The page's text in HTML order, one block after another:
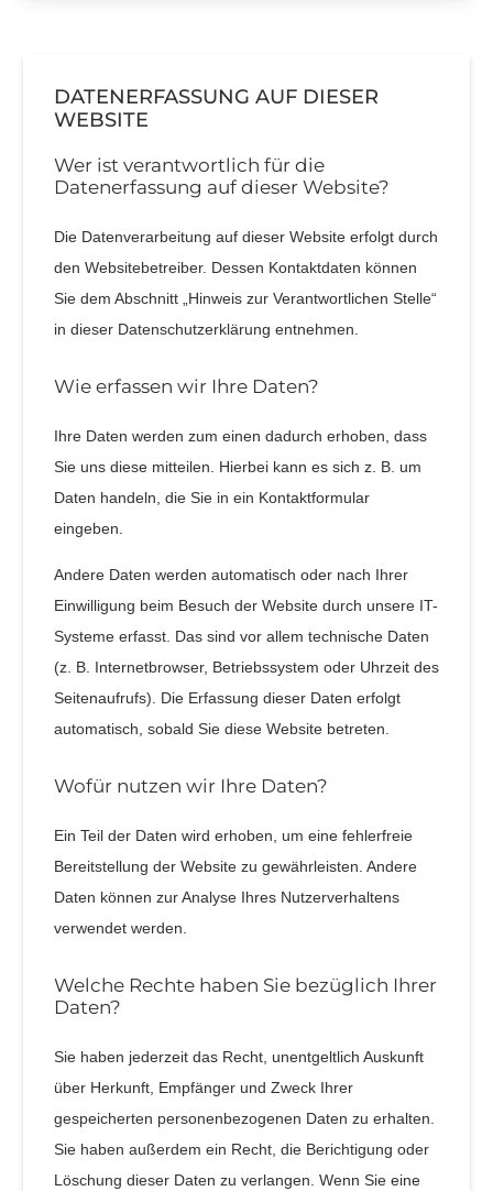
DATENERFASSUNG AUF DIESER
WEBSITE
Wer ist verantwortlich für die
Datenerfassung auf dieser Website?
Die Datenverarbeitung auf dieser Website erfolgt durch
den Websitebetreiber. Dessen Kontaktdaten können
Sie dem Abschnitt „Hinweis zur Verantwortlichen Stelle“
in dieser Datenschutzerklärung entnehmen.
Wie erfassen wir Ihre Daten?
Ihre Daten werden zum einen dadurch erhoben, dass
Sie uns diese mitteilen. Hierbei kann es sich z. B. um
Daten handeln, die Sie in ein Kontaktformular
eingeben.
Andere Daten werden automatisch oder nach Ihrer
Einwilligung beim Besuch der Website durch unsere IT-
Systeme erfasst. Das sind vor allem technische Daten
(z. B. Internetbrowser, Betriebssystem oder Uhrzeit des
Seitenaufrufs). Die Erfassung dieser Daten erfolgt
automatisch, sobald Sie diese Website betreten.
Wofür nutzen wir Ihre Daten?
Ein Teil der Daten wird erhoben, um eine fehlerfreie
Bereitstellung der Website zu gewährleisten. Andere
Daten können zur Analyse Ihres Nutzerverhaltens
verwendet werden.
Welche Rechte haben Sie bezüglich Ihrer
Daten?
Sie haben jederzeit das Recht, unentgeltlich Auskunft
über Herkunft, Empfänger und Zweck Ihrer
gespeicherten personenbezogenen Daten zu erhalten.
Sie haben außerdem ein Recht, die Berichtigung oder
Löschung dieser Daten zu verlangen. Wenn Sie eine